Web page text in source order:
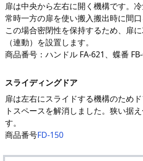
扉は中央から左右に開く機構です。冷
常時一方の扉を使い搬入搬出時に間口
この場合密閉性を保持するため、扉
（連動）を設置します。
商品番号：ハンドル FA-621、蝶番
スライディングドア
扉は左右にスライドする機構のため
トスペースを解消しました。狭い据
す。
商品番号FD-150